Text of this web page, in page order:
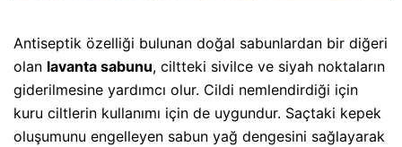
Antiseptik özelliği bulunan doğal sabunlardan bir diğeri
olan lavanta sabunu, ciltteki sivilce ve siyah noktaların
giderilmesine yardımcı olur. Cildi nemlendirdiği için
kuru ciltlerin kullanımı için de uygundur. Saçtaki kepek
oluşumunu engelleyen sabun yağ dengesini sağlayarak